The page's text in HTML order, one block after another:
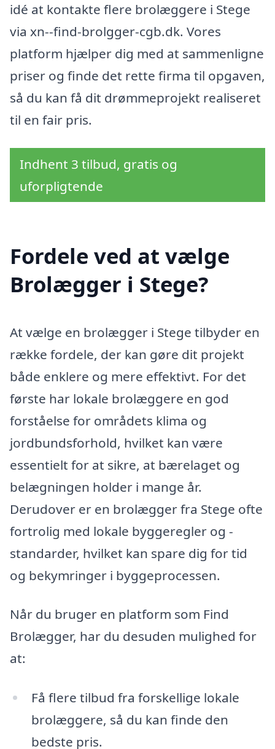
idé at kontakte flere brolæggere i Stege
via xn--find-brolgger-cgb.dk. Vores
platform hjælper dig med at sammenligne
priser og finde det rette firma til opgaven,
så du kan få dit drømmeprojekt realiseret
til en fair pris.
Indhent 3 tilbud, gratis og
uforpligtende
Fordele ved at vælge
Brolægger i Stege?
At vælge en brolægger i Stege tilbyder en
række fordele, der kan gøre dit projekt
både enklere og mere effektivt. For det
første har lokale brolæggere en god
forståelse for områdets klima og
jordbundsforhold, hvilket kan være
essentielt for at sikre, at bærelaget og
belægningen holder i mange år.
Derudover er en brolægger fra Stege ofte
fortrolig med lokale byggeregler og -
standarder, hvilket kan spare dig for tid
og bekymringer i byggeprocessen.
Når du bruger en platform som Find
Brolægger, har du desuden mulighed for
at:
Få flere tilbud fra forskellige lokale
brolæggere, så du kan finde den
bedste pris.